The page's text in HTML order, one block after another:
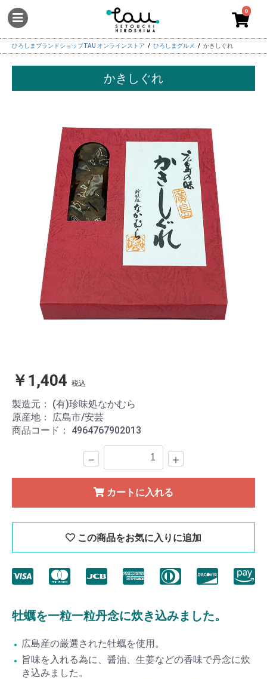
0
ひろしまブランドショップTAU オンラインストア ひろしまグルメ かきしぐれ
かきしぐれ
￥1,404 税込
製造元： (有)珍味処なかむら
原産地： 広島市/安芸
商品コード： 4964767902013
－ ＋
カートに入れる
この商品をお気に入りに追加
牡蠣を一粒一粒丹念に炊き込みました。
広島産の厳選された牡蠣を使用。
旨味を入れる為に、醤油、生姜などの香味で丹念に炊
き込みました。